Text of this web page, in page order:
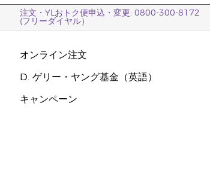
注文・YLおトク便申込・変更: 0800-300-8172
(フリーダイヤル）
オンライン注文
D. ゲリー・ヤング基金（英語）
キャンペーン